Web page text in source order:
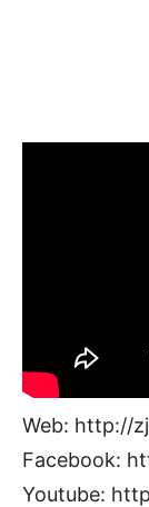
Web: http://
Facebook:
Youtube: